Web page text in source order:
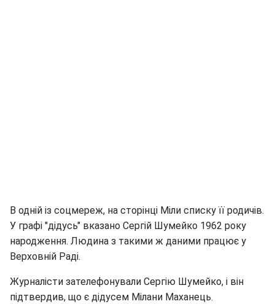
В одній із соцмереж, на сторінці Міли списку її родичів.
У графі "дідусь" вказано Сергій Шумейко 1962 року
народження. Людина з такими ж даними працює у
Верховній Раді.
Журналісти зателефонували Сергію Шумейко, і він
підтвердив, що є дідусем Мілани Маханець.